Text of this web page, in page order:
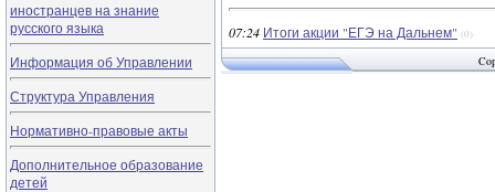
иностранцев на знание
русского языка
Информация об Управлении
Структура Управления
Нормативно-правовые акты
Дополнительное образование
детей
07:24 Итоги акции "ЕГЭ на Дальнем" (0)